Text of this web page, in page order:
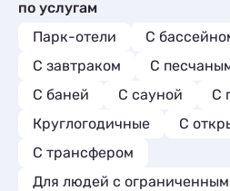
по услугам
Парк-отели
С
С завтраком
С
С баней
С сауной
С
Круглогодичные
С
С трансфером
Для людей с